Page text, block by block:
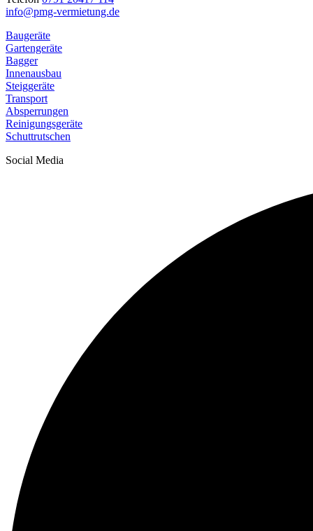
info@pmg-vermietung.de
Baugeräte
Gartengeräte
Bagger
Innenausbau
Steiggeräte
Transport
Absperrungen
Reinigungsgeräte
Schuttrutschen
Social Media